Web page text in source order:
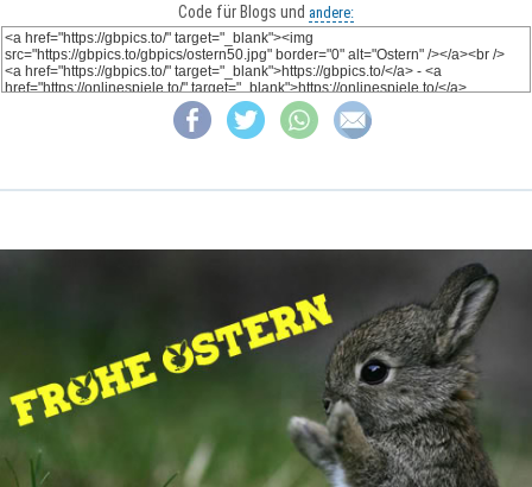
Code für Blogs und andere: